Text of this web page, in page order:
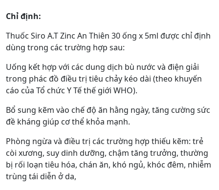
Chỉ định:
Thuốc Siro A.T Zinc An Thiên 30 ống x 5ml được chỉ định
dùng trong các trường hợp sau:
Uống kết hợp với các dung dịch bù nước và điện giải
trong phác đồ điều trị tiêu chảy kéo dài (theo khuyến
cáo của Tổ chức Y Tế thế giới WHO).
Bổ sung kẽm vào chế độ ăn hằng ngày, tăng cường sức
đề kháng giúp cơ thể khỏa mạnh.
Phòng ngừa và điều trị các trường hợp thiếu kẽm: trẻ
còi xương, suy dinh dưỡng, chậm tăng trưởng, thường
bị rối loạn tiêu hóa, chán ăn, khó ngủ, khóc đêm, nhiễm
trùng tái diễn ở da,